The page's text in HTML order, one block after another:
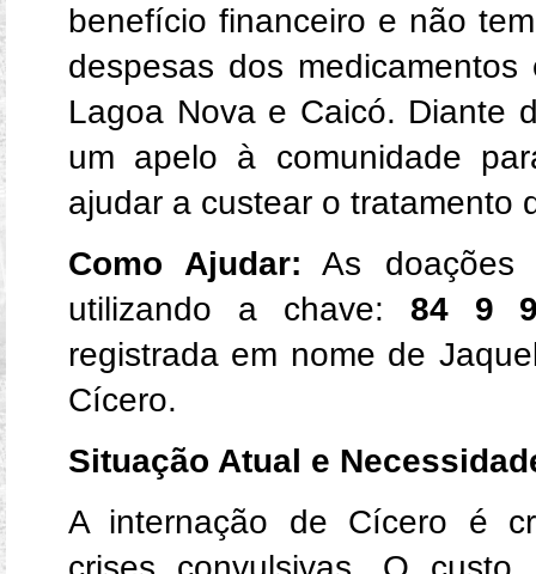
benefício financeiro e não
despesas dos
Lagoa Nova e Caicó. Diante
um apelo à comunidade
ajudar a custear o tratamento
Como Ajudar: As doações
utilizando a chave: 84 9
registrada em nome de
Cícero.
Situação Atual e
A internação de Cícero é